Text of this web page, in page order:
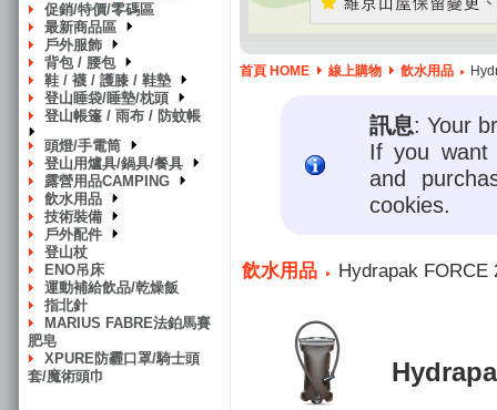
促銷/特價/零碼區
最新商品區
戶外服飾
背包 / 腰包
鞋 / 襪 / 護膝 / 鞋墊
登山睡袋/睡墊/枕頭
登山帳篷 / 雨布 / 防蚊帳
頭燈/手電筒
登山用爐具/鍋具/餐具
露營用品CAMPING
飲水用品
技術裝備
戶外配件
登山杖
ENO吊床
運動補給飲品/乾燥飯
指北針
MARIUS FABRE法鉑馬賽
肥皂
XPURE防霾口罩/騎士頭
套/魔術頭巾
首頁 HOME 線上購物 飲水用品
訊息: Your
If you want
and
cookies.
飲水用品 Hydrapak FORCE